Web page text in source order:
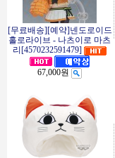
[무료배송][예약]넨도로이드
홀로라이브 - 나츠이로 마츠
리[4570232591479]
67,000원